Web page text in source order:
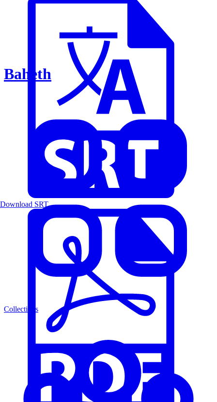
Baheth
Collections
Download SRT